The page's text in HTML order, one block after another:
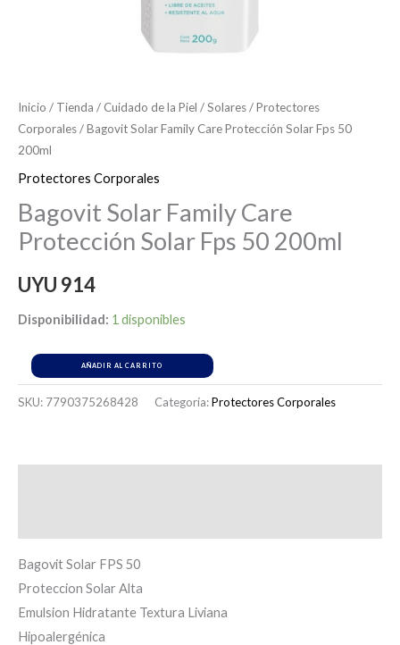
Inicio / Tienda / Cuidado de la Piel /Solares/Protectores
Corporales/ Bagovit Solar Family Care Protección Solar Fps 50
200ml
Protectores Corporales
Bagovit Solar Family Care
Protección Solar Fps 50 200ml
UYU 914
Disponibilidad: 1 disponibles
AÑADIR AL CARRITO
SKU: 7790375268428 Categoría:Protectores Corporales
Bagovit Solar FPS 50
Proteccion Solar Alta
Emulsion Hidratante Textura Liviana
Hipoalergénica